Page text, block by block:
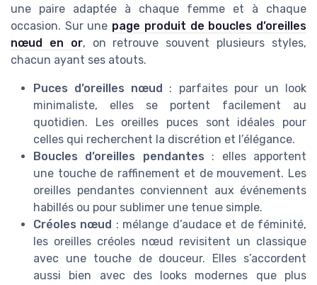
une paire adaptée à chaque femme et à chaque
occasion. Sur une page produit de boucles d’oreilles
nœud en or, on retrouve souvent plusieurs styles,
chacun ayant ses atouts.
Puces d’oreilles nœud : parfaites pour un look
minimaliste, elles se portent facilement au
quotidien. Les oreilles puces sont idéales pour
celles qui recherchent la discrétion et l’élégance.
Boucles d’oreilles pendantes : elles apportent
une touche de raffinement et de mouvement. Les
oreilles pendantes conviennent aux événements
habillés ou pour sublimer une tenue simple.
Créoles nœud : mélange d’audace et de féminité,
les oreilles créoles nœud revisitent un classique
avec une touche de douceur. Elles s’accordent
aussi bien avec des looks modernes que plus